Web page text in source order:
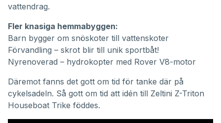
vattendrag.
Fler knasiga hemmabyggen:
Barn bygger om snöskoter till vattenskoter
Förvandling – skrot blir till unik sportbåt!
Nyrenoverad – hydrokopter med Rover V8-motor
Däremot fanns det gott om tid för tanke där på
cykelsadeln. Så gott om tid att idén till Zeltini Z-Triton
Houseboat Trike föddes.